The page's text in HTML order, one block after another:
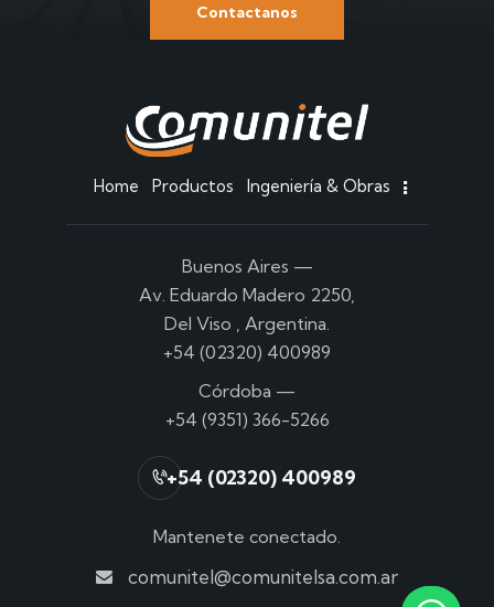
Contactanos
Home Productos Ingeniería & Obras
Buenos Aires —
Av. Eduardo Madero 2250,
Del Viso , Argentina.
+54 (02320) 400989
Córdoba —
+54 (9351) 366-5266
+54 (02320) 400989
Mantenete conectado.
comunitel@comunitelsa.com.ar